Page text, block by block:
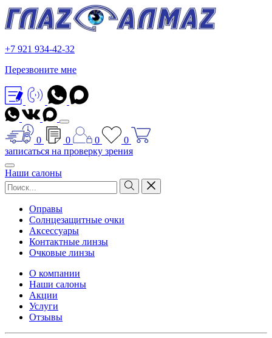
+7 921 934-42-32
Перезвоните мне
0 0 0
0
записаться на проверку зрения
Наши салоны
Оправы
Солнцезащитные очки
Аксессуары
Контактные линзы
Очковые линзы
О компании
Наши салоны
Акции
Услуги
Отзывы